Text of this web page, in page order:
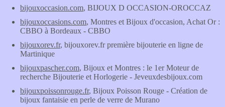
bijouxoccasion.com, BIJOUX D OCCASION-OROCCAZ
bijouxoccasions.com, Montres et Bijoux d'occasion, Achat Or :
CBBO à Bordeaux - CBBO
bijouxorev.fr, bijouxorev.fr première bijouterie en ligne de
Martinique
bijouxpascher.com, Bijoux et Montres : le 1er Moteur de
recherche Bijouterie et Horlogerie - Jeveuxdesbijoux.com
bijouxpoissonrouge.fr, Bijoux Poisson Rouge - Création de
bijoux fantaisie en perle de verre de Murano